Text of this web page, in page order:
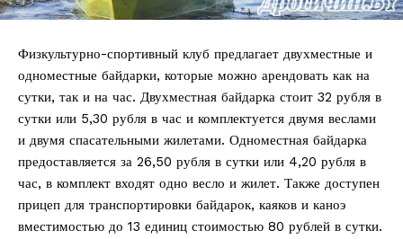
Физкультурно-спортивный клуб предлагает двухместные и
одноместные байдарки, которые можно арендовать как на
сутки, так и на час. Двухместная байдарка стоит 32 рубля в
сутки или 5,30 рубля в час и комплектуется двумя веслами
и двумя спасательными жилетами. Одноместная байдарка
предоставляется за 26,50 рубля в сутки или 4,20 рубля в
час, в комплект входят одно весло и жилет. Также доступен
прицеп для транспортировки байдарок, каяков и каноэ
вместимостью до 13 единиц стоимостью 80 рублей в сутки.